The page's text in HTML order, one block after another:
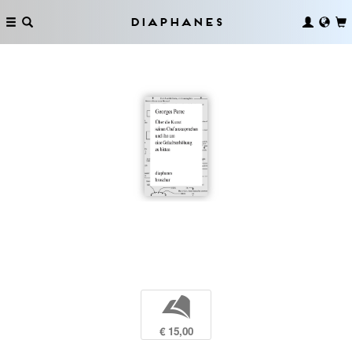
Diaphanes
b
€ 15,00